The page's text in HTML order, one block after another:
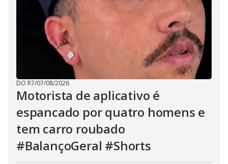
DO R7/07/08/2026
Motorista de aplicativo é
espancado por quatro homens e
tem carro roubado
#BalançoGeral #Shorts